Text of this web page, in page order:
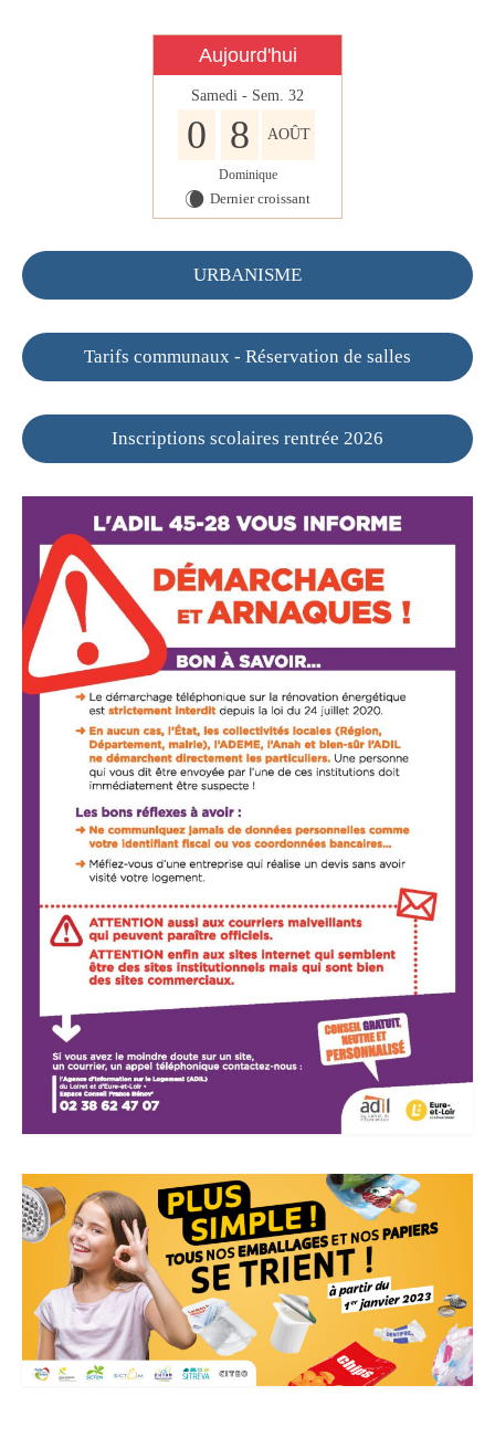
Séjourner à Faverolles
Nos Partenaires
Aujourd'hui
Samedi - Sem. 32
0 8 AOÛT
Dominique
W Dernier croissant
URBANISME
Tarifs communaux - Réservation de salles
Inscriptions scolaires rentrée 2026